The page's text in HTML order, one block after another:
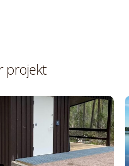
projekt